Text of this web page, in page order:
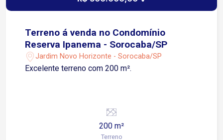
Terreno á venda no Condomínio
Reserva Ipanema - Sorocaba/SP
Jardim Novo Horizonte - Sorocaba/SP
Excelente terreno com 200 m².
200 m²
Terreno